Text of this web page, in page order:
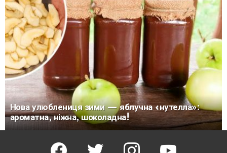
Нова улюблениця зими — яблучна «нутелла»:
ароматна, ніжна, шоколадна!
facebook twitter instagram youtube